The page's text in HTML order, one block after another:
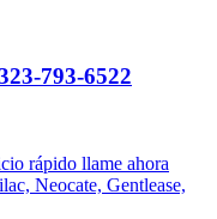
793-6522
rápido llame ahora
Neocate, Gentlease,